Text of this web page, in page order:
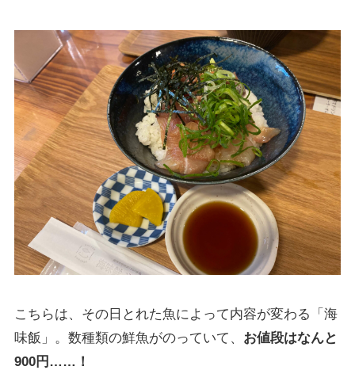
こちらは、その日とれた魚によって内容が変わる「海
味飯」。数種類の鮮魚がのっていて、 お値段はなんと
900円……！